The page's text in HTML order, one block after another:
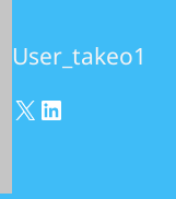
User_takeo1
X LinkedIn